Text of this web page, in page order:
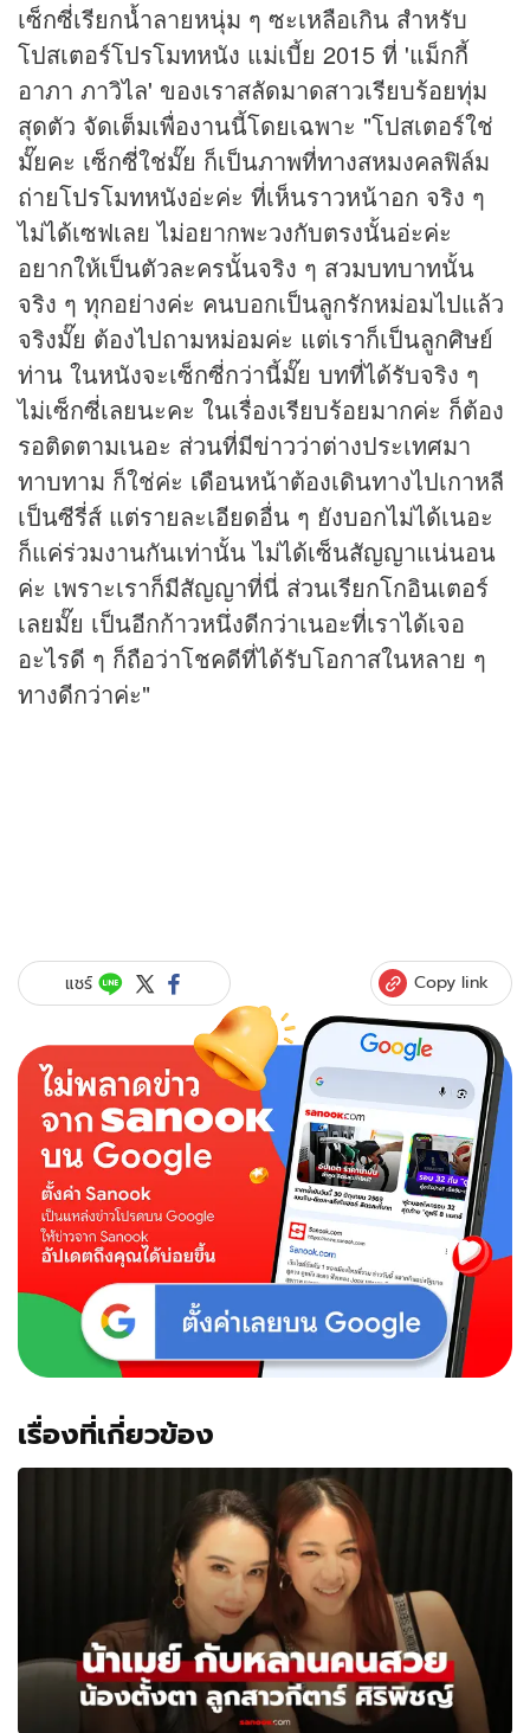
เซ็กซี่เรียกน้ำลายหนุ่ม ๆ ซะเหลือเกิน สำหรับ
โปสเตอร์โปรโมทหนัง แม่เบี้ย 2015 ที่ 'แม็กกี้
อาภา ภาวิไล' ของเราสลัดมาดสาวเรียบร้อยทุ่ม
สุดตัว จัดเต็มเพื่องานนี้โดยเฉพาะ "โปสเตอร์ใช่
มั๊ยคะ เซ็กซี่ใช่มั๊ย ก็เป็นภาพที่ทางสหมงคลฟิล์ม
ถ่ายโปรโมทหนังอ่ะค่ะ ที่เห็นราวหน้าอก จริง ๆ
ไม่ได้เซฟเลย ไม่อยากพะวงกับตรงนั้นอ่ะค่ะ
อยากให้เป็นตัวละครนั้นจริง ๆ สวมบทบาทนั้น
จริง ๆ ทุกอย่างค่ะ คนบอกเป็นลูกรักหม่อมไปแล้ว
จริงมั๊ย ต้องไปถามหม่อมค่ะ แต่เราก็เป็นลูกศิษย์
ท่าน ในหนังจะเซ็กซี่กว่านี้มั๊ย บทที่ได้รับจริง ๆ
ไม่เซ็กซี่เลยนะคะ ในเรื่องเรียบร้อยมากค่ะ ก็ต้อง
รอติดตามเนอะ ส่วนที่มีข่าวว่าต่างประเทศมา
ทาบทาม ก็ใช่ค่ะ เดือนหน้าต้องเดินทางไปเกาหลี
เป็นซีรี่ส์ แต่รายละเอียดอื่น ๆ ยังบอกไม่ได้เนอะ
ก็แค่ร่วมงานกันเท่านั้น ไม่ได้เซ็นสัญญาแน่นอน
ค่ะ เพราะเราก็มีสัญญาที่นี่ ส่วนเรียกโกอินเตอร์
เลยมั๊ย เป็นอีกก้าวหนึ่งดีกว่าเนอะที่เราได้เจอ
อะไรดี ๆ ก็ถือว่าโชคดีที่ได้รับโอกาสในหลาย ๆ
ทางดีกว่าค่ะ"
แชร์ Copy link
เรื่องที่เกี่ยวข้อง